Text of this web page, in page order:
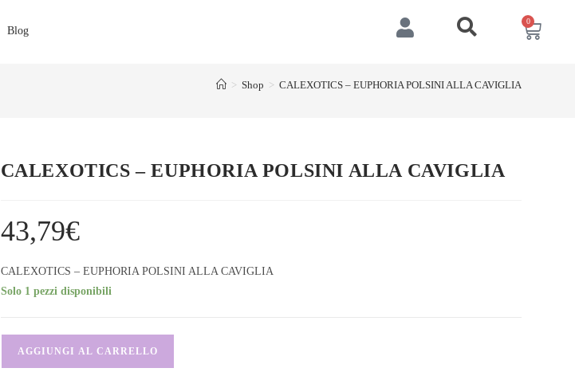
Blog
0
> Shop > CALEXOTICS – EUPHORIA POLSINI ALLA CAVIGLIA
CALEXOTICS – EUPHORIA POLSINI ALLA CAVIGLIA
43,79€
CALEXOTICS – EUPHORIA POLSINI ALLA CAVIGLIA
Solo 1 pezzi disponibili
AGGIUNGI AL CARRELLO